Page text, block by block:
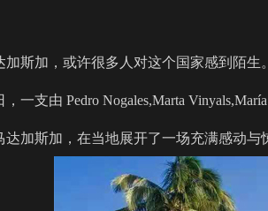
加斯加，或许很多人对这个国家感到陌
一支由 Pedro Nogales,Marta
达加斯加，在当地展开了一场充满感动与